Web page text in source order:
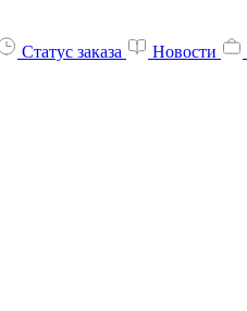
Статус заказа Новости